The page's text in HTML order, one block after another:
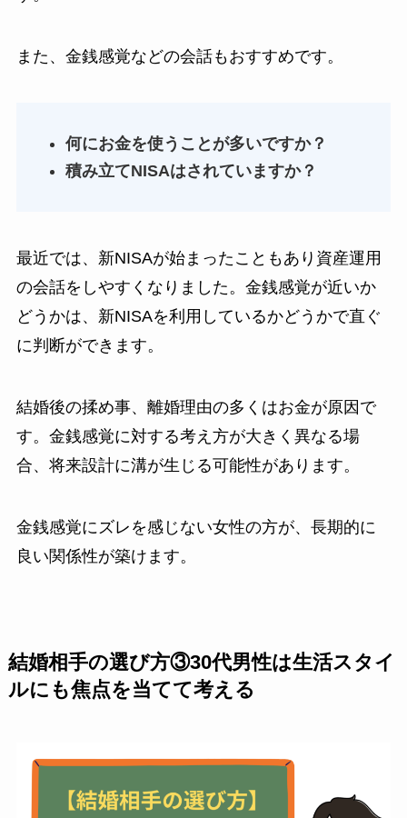
また、金銭感覚などの会話もおすすめです。
何にお金を使うことが多いですか？
積み立てNISAはされていますか？
最近では、新NISAが始まったこともあり資産運用
の会話をしやすくなりました。金銭感覚が近いか
どうかは、新NISAを利用しているかどうかで直ぐ
に判断ができます。
結婚後の揉め事、離婚理由の多くはお金が原因で
す。金銭感覚に対する考え方が大きく異なる場
合、将来設計に溝が生じる可能性があります。
金銭感覚にズレを感じない女性の方が、長期的に
良い関係性が築けます。
結婚相手の選び方③30代男性は生活スタイ
ルにも焦点を当てて考える